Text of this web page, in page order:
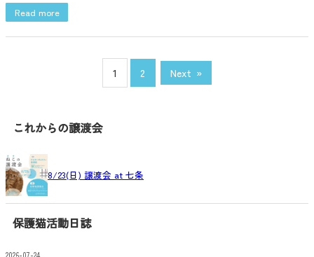
Read more
1 2 Next »
これからの譲渡会
8/23(日) 譲渡会 at 七条
保護猫活動日誌